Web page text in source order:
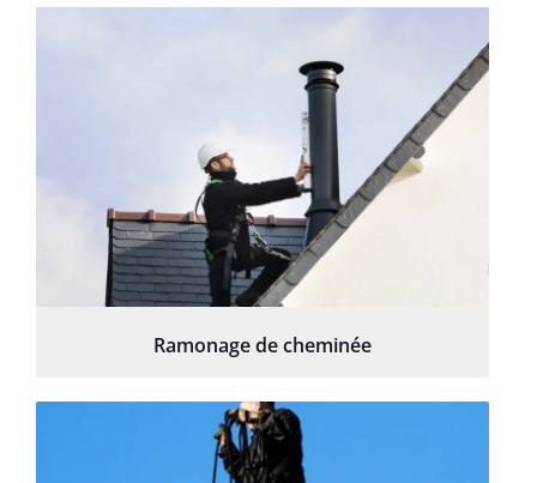
Ramonage de cheminée